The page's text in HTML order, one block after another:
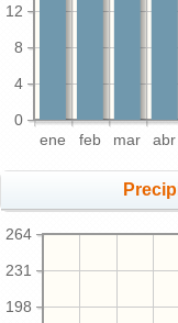
ene feb mar abr
0
4
8
12
198
231
264